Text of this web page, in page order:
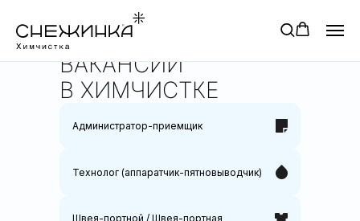
ВАКАНСИИ
В ХИМЧИСТКЕ
Администратор-приемщик
Технолог (аппаратчик-пятновыводчик)
Швея-портной / Швея-портная